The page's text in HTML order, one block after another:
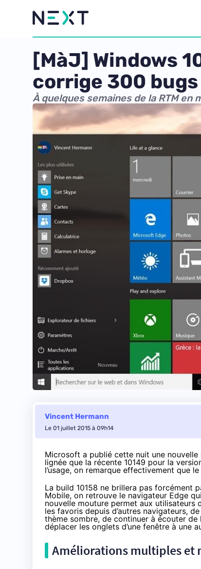
[MàJ] Windows
corrige 300 bugs
À quelques semaines de la RTM en
Vincent Hermann
Le 01 juillet 2015 à 09h14
Microsoft a publié cette nuit une nouvelle
lignée que la récente 10149 pour la
l’usage, on remarque effectivement que
La build 10158 ne brillera pas forcément
Mobile, on retrouve le navigateur Edge
nouvelle mouture permet aux utilisateurs
les favoris depuis d’autres navigateurs,
thème sombre, de continuer à écouter de
déplacer les onglets d’une fenêtre à une
Améliorations multiples et